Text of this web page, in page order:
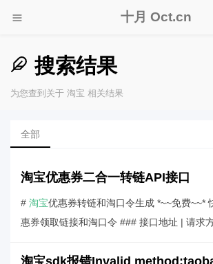
十月 Oct.cn
搜索结果
为您查到关于 淘宝 相关结果
全部
淘宝优惠券二合一转链API接口
# 淘宝优惠券转链和淘口令生成 *~~免费~~*
惠券领取链接和淘口令 ### 接口地址 | 请求